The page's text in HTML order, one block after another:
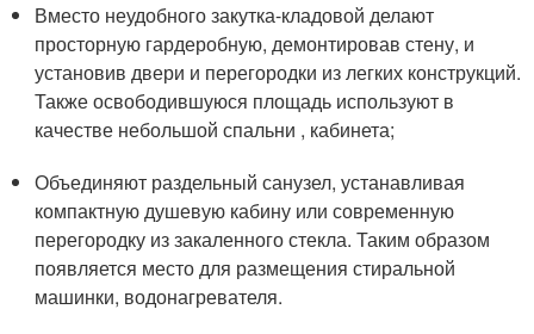
Вместо неудобного закутка-кладовой делают
просторную гардеробную, демонтировав стену, и
установив двери и перегородки из легких конструкций.
Также освободившуюся площадь используют в
качестве небольшой спальни , кабинета;
Объединяют раздельный санузел, устанавливая
компактную душевую кабину или современную
перегородку из закаленного стекла. Таким образом
появляется место для размещения стиральной
машинки, водонагревателя.